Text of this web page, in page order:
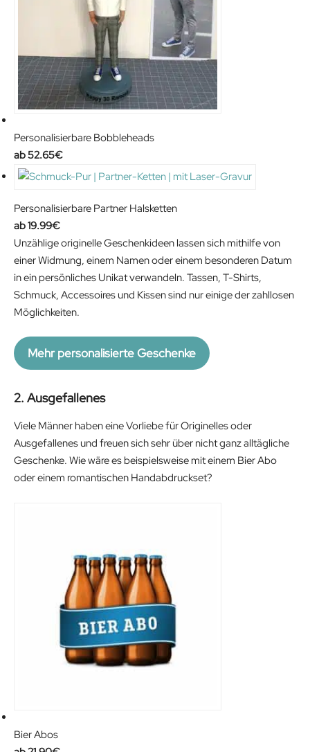
Personalisierbare Bobbleheads
52.65€
Personalisierbare Partner Halsketten
19.99€
Unzählige originelle Geschenkideen lassen sich mithilfe von
einer Widmung, einem Namen oder einem besonderen Datum
in ein persönliches Unikat verwandeln. Tassen, T-Shirts,
Schmuck, Accessoires und Kissen sind nur einige der zahllosen
Möglichkeiten.
Mehr personalisierte Geschenke
2. Ausgefallenes
Viele Männer haben eine Vorliebe für Originelles oder
Ausgefallenes und freuen sich sehr über nicht ganz alltägliche
Geschenke. Wie wäre es beispielsweise mit einem Bier Abo
oder einem romantischen Handabdruckset?
Bier Abos